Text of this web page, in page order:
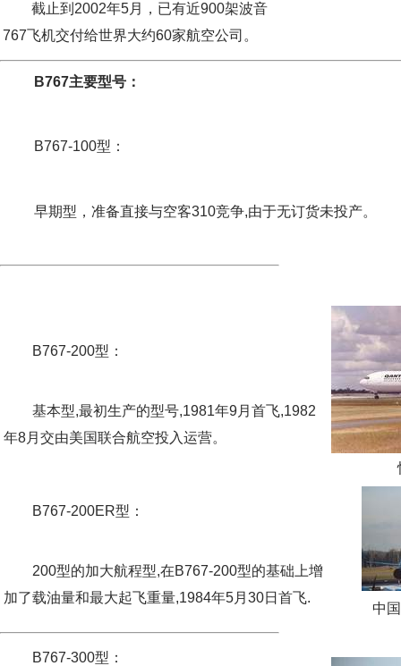
截止到2002年5月，已有近900架波音
767飞机交付给世界大约60家航空公司。
B767主要型号：
B767-100型：
早期型，准备直接与空客310竞争,由于无订货未投产。
B767-200型：
基本型,最初生产的型号,1981年9月首飞,1982
年8月交由美国联合航空投入运营。
快
B767-200ER型：
200型的加大航程型,在B767-200型的基础上增
加了载油量和最大起飞重量,1984年5月30日首飞.
中国
B767-300型：